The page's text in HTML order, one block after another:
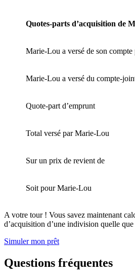
Quotes-parts d’acquisition de
Marie-Lou a versé de son compte
Marie-Lou a versé du compte-
Quote-part d’emprunt
Total versé par Marie-Lou
Sur un prix de revient de
Soit pour Marie-Lou
A votre tour ! Vous savez maintenant
d’acquisition d’une indivision quelle
Simuler mon prêt
Questions fréquentes